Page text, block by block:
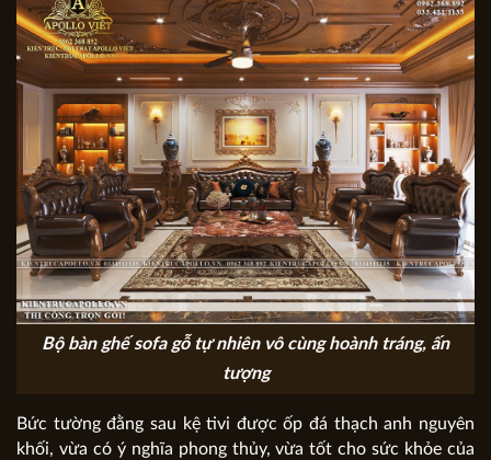
Bộ bàn ghế sofa gỗ tự nhiên vô cùng hoành tráng, ấn
tượng
Bức tường đằng sau kệ tivi được ốp đá thạch anh nguyên
khối, vừa có ý nghĩa phong thủy, vừa tốt cho sức khỏe của